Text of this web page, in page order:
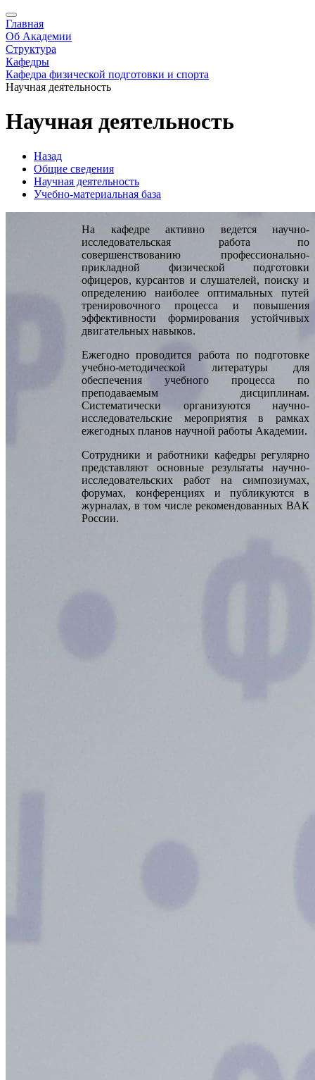
Главная
Об Академии
Структура
Кафедры
Кафедра физической подготовки и спорта
Научная деятельность
Научная деятельность
Назад
Общие сведения
Научная деятельность
Учебно-материальная база
На кафедре активно ведется научно-
исследовательская работа по
совершенствованию профессионально-
прикладной физической подготовки
офицеров, курсантов и слушателей, поиску и
определению наиболее оптимальных путей
тренировочного процесса и повышения
эффективности формирования устойчивых
двигательных навыков.
Ежегодно проводится работа по подготовке
учебно-методической литературы для
обеспечения учебного процесса по
преподаваемым дисциплинам.
Систематически организуются научно-
исследовательские мероприятия в рамках
ежегодных планов научной работы Академии.
Сотрудники и работники кафедры регулярно
представляют основные результаты научно-
исследовательских работ на симпозиумах,
форумах, конференциях и публикуются в
журналах, в том числе рекомендованных ВАК
России.